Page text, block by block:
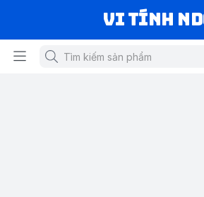
VI TÍNH